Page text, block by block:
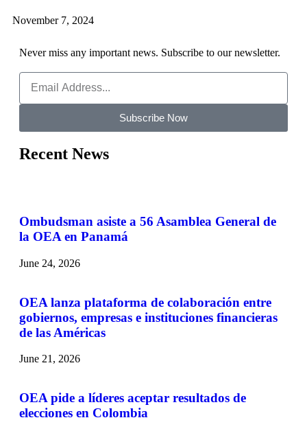
November 7, 2024
Never miss any important news. Subscribe to our newsletter.
Subscribe Now
Recent News
Ombudsman asiste a 56 Asamblea General de
la OEA en Panamá
June 24, 2026
OEA lanza plataforma de colaboración entre
gobiernos, empresas e instituciones financieras
de las Américas
June 21, 2026
OEA pide a líderes aceptar resultados de
elecciones en Colombia